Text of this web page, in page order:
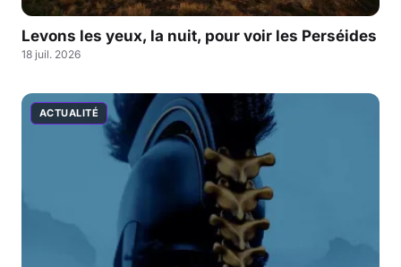
Levons les yeux, la nuit, pour voir les Perséides
18 juil. 2026
ACTUALITÉ